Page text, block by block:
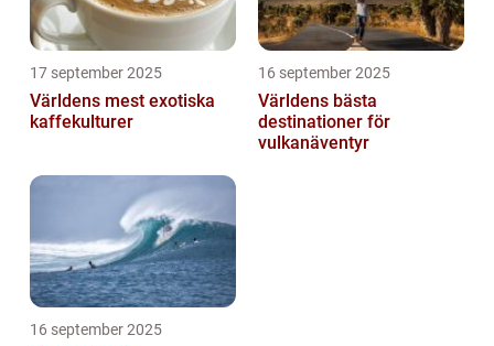
17 september 2025
Världens mest exotiska
kaffekulturer
16 september 2025
Världens bästa
destinationer för
vulkanäventyr
16 september 2025